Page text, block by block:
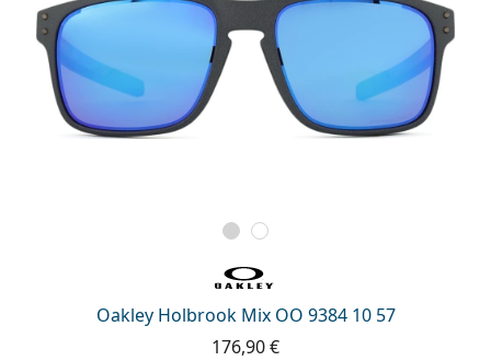
Oakley Holbrook Mix OO 9384 10 57
176,90 €